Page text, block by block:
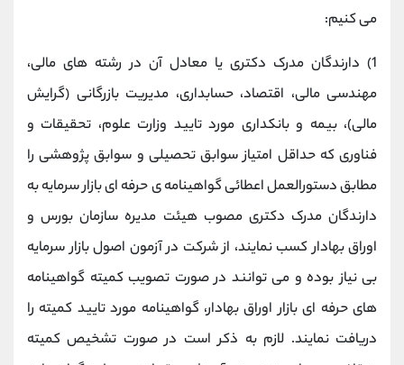
می کنیم:
1) دارندگان مدرک دکتری یا معادل آن در رشته های مالی،
مهندسی مالی، اقتصاد، حسابداری، مدیریت بازرگانی (گرایش
مالی)، بیمه و بانکداری مورد تایید وزارت علوم، تحقیقات و
فناوری که حداقل امتیاز سوابق تحصیلی و سوابق پژوهشی را
مطابق دستورالعمل اعطائی گواهینامه ی حرفه ای بازار سرمایه به
دارندگان مدرک دکتری مصوب هیئت مدیره سازمان بورس و
اوراق بهادار کسب نمایند، از شرکت در آزمون اصول بازار سرمایه
بی نیاز بوده و می توانند در صورت تصویب کمیته گواهینامه
های حرفه ای بازار اوراق بهادار، گواهینامه مورد تایید کمیته را
دریافت نمایند. لازم به ذکر است در صورت تشخیص کمیته